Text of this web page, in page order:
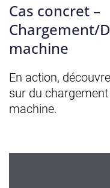
Cas concret –
Chargement/
machine
En action,
sur du
machine.